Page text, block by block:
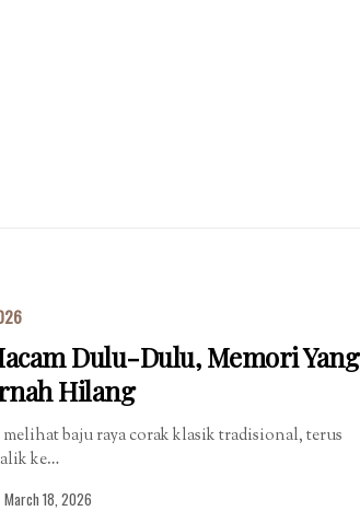
Dulu-Dulu, Memori Yang
Hilang
baju raya corak klasik tradisional, terus
ke…
March 18, 2026